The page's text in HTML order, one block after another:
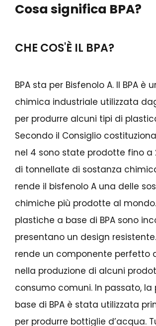
Cosa significa BPA?
CHE COS'È IL BPA?
BPA sta per Bisfenolo A. Il BPA è
chimica industriale utilizzata
per produrre alcuni tipi di
Secondo il Consiglio
nel 4 sono state prodotte fino a
di tonnellate di sostanza
rende il bisfenolo A una delle
chimiche più prodotte al
plastiche a base di BPA sono
presentano un design
rende un componente perfetto
nella produzione di alcuni
consumo comuni. In passato,
base di BPA è stata utilizzata
per produrre bottiglie d’acqua.